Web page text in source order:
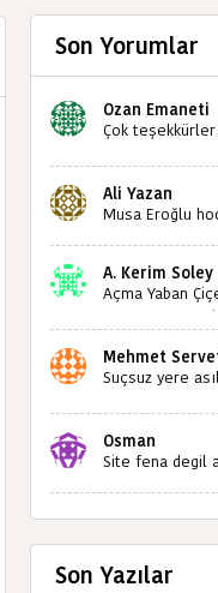
Son Yorumlar
Ozan Emaneti
Çok
sizlerin
teşekkürler
Ali Yazan
Musa Eroğlu
A. Kerim Soley
Açma Yaban
Bulabilir miyiz
Mehmet
Suçsuz yere
Osman
Site fena degil
Son Yazılar